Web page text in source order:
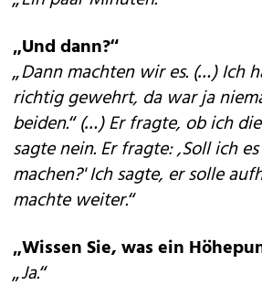
„Und dann?“
„Dann machten wir es. (…) Ich
richtig gewehrt, da war ja
beiden.“ (…) Er fragte, ob ich
sagte nein. Er fragte: ,Soll ich
machen?' Ich sagte, er solle
machte weiter.“
„Wissen Sie, was ein
„Ja.“